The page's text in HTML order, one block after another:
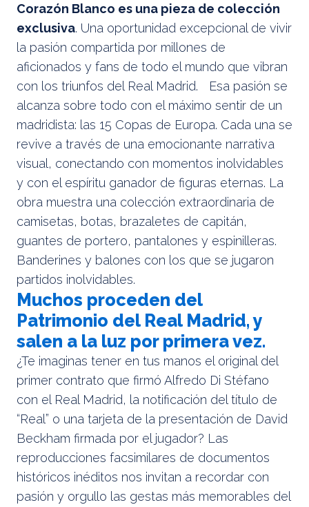
Corazón Blanco es una pieza de colección
exclusiva. Una oportunidad excepcional de vivir
la pasión compartida por millones de
aficionados y fans de todo el mundo que vibran
con los triunfos del Real Madrid. Esa pasión se
alcanza sobre todo con el máximo sentir de un
madridista: las 15 Copas de Europa. Cada una se
revive a través de una emocionante narrativa
visual, conectando con momentos inolvidables
y con el espíritu ganador de figuras eternas. La
obra muestra una colección extraordinaria de
camisetas, botas, brazaletes de capitán,
guantes de portero, pantalones y espinilleras.
Banderines y balones con los que se jugaron
partidos inolvidables.
Muchos proceden del
Patrimonio del Real Madrid, y
salen a la luz por primera vez.
¿Te imaginas tener en tus manos el original del
primer contrato que firmó Alfredo Di Stéfano
con el Real Madrid, la notificación del título de
“Real” o una tarjeta de la presentación de David
Beckham firmada por el jugador? Las
reproducciones facsimilares de documentos
históricos inéditos nos invitan a recordar con
pasión y orgullo las gestas más memorables del